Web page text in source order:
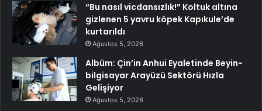
“Bu nasıl vicdansızlık!” Koltuk altına
gizlenen 5 yavru köpek Kapıkule’de
kurtarıldı
Ağustos 5, 2026
Albüm: Çin’in Anhui Eyaletinde Beyin-
bilgisayar Arayüzü Sektörü Hızla
Gelişiyor
Ağustos 5, 2026